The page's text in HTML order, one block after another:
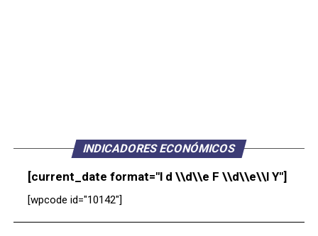
INDICADORES ECONÓMICOS
[current_date format="l d \\d\\e F \\d\\e\\l Y"]
[wpcode id="10142"]